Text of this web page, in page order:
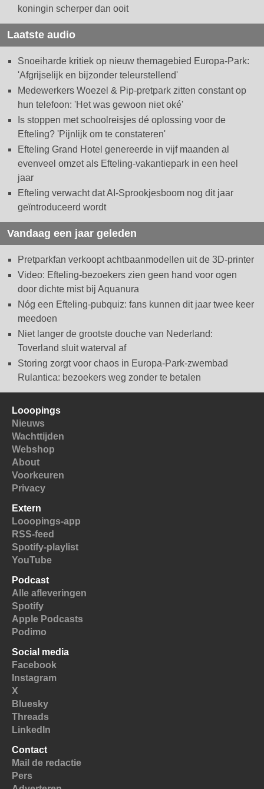
koningin scherper dan ooit
Laatste audio
Snoeiharde kritiek op nieuw themagebied Europa-Park:
'Afgrijselijk en bijzonder teleurstellend'
Medewerkers Woezel & Pip-pretpark zitten constant op
hun telefoon: 'Het was gewoon niet oké'
Is stoppen met schoolreisjes dé oplossing voor de
Efteling? 'Pijnlijk om te constateren'
Efteling Grand Hotel genereerde in vijf maanden al
evenveel omzet als Efteling-vakantiepark in een heel
jaar
Efteling verwacht dat AI-Sprookjesboom nog dit jaar
geïntroduceerd wordt
Vandaag een jaar geleden
Pretparkfan verkoopt achtbaanmodellen uit de 3D-printer
Video: Efteling-bezoekers zien geen hand voor ogen
door dichte mist bij Aquanura
Nóg een Efteling-pubquiz: fans kunnen dit jaar twee keer
meedoen
Niet langer de grootste douche van Nederland:
Toverland sluit waterval af
Storing zorgt voor chaos in Europa-Park-zwembad
Rulantica: bezoekers weg zonder te betalen
Looopings
Nieuws
Wachttijden
Webshop
About
Voorkeuren
Privacy
Extern
Looopings-app
RSS-feed
Spotify-playlist
YouTube
Podcast
Alle afleveringen
Spotify
Apple Podcasts
Podimo
Social media
Facebook
Instagram
X
Bluesky
Threads
LinkedIn
Contact
Mail de redactie
Pers